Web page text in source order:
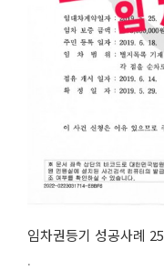
임차권등기 성공사례 25
.